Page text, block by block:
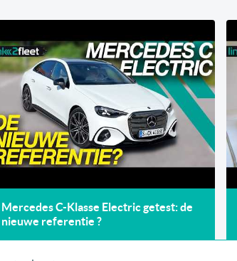
Mercedes C-Klasse Electric getest: de
nieuwe referentie ?